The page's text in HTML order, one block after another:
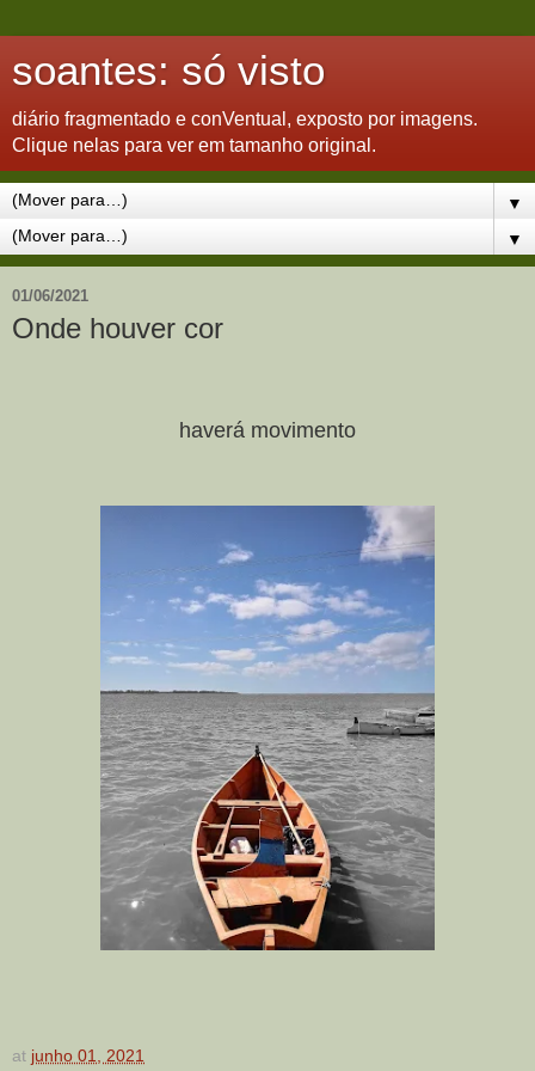
soantes: só visto
diário fragmentado e conVentual, exposto por imagens.
Clique nelas para ver em tamanho original.
▼
▼
01/06/2021
Onde houver cor
haverá movimento
at junho 01, 2021